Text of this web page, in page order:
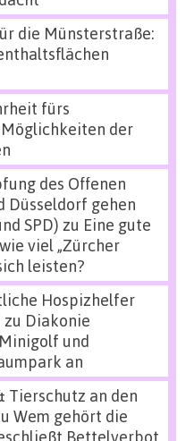
die Münsterstraße:
fürs
der
des Offenen
Düsseldorf gehen
SPD) zu Eine gute
viel „Zürcher
leisten?
Hospizhelfer
zu Diakonie
und
an
Tierschutz an den
Wem gehört die
Bettelverbot